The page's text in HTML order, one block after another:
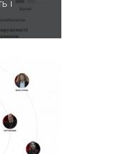
і